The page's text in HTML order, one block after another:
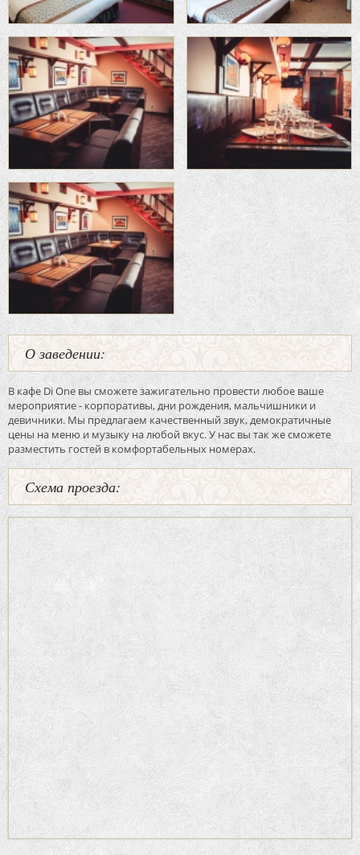
О заведении:
В кафе Di One вы сможете зажигательно провести любое ваше
мероприятие - корпоративы, дни рождения, мальчишники и
девичники. Мы предлагаем качественный звук, демократичные
цены на меню и музыку на любой вкус. У нас вы так же сможете
разместить гостей в комфортабельных номерах.
Схема проезда: